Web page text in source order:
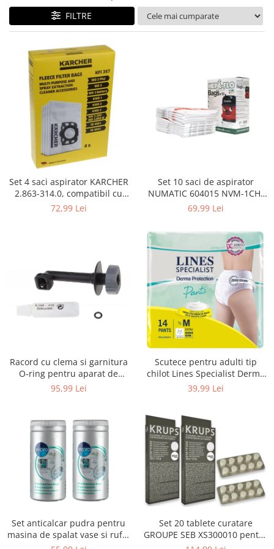
Curatenie si intretinere
Decoratiuni
Hobby-uri creative
Iluminat & Electrice
Jaluzele
Kit-uri automatizari porti si usi
Mobila dormitor
Mobila gradina & terasa
Mobila Living & Dining
Organizare si depozitare
Rafturi
Textile si covoare
Uscatoare rufe
Utilaje si materiale de constructii
Laptop, Tablete & Telefoane
Telefoane Mobile & accesorii
Wearable & Gadgeturi
Accesorii si piese masini spalat
rufe si uscatoare
Accesorii si piese masini spalat
Aparate Frigorifice
Aparate Racire Aer
Aragaze si cuptoare cu microunde
Climatizare & sisteme de incalzire
Electrocasnice pentru Bucatarie
FILTRE
Set 4 saci aspirator KARCHER
2.863-314.0, compatibil cu
WD, KWD, SE
72,99 Lei
Set 10 saci de aspirator
NUMATIC 604015 NVM-1CH,
9L
69,99 Lei
Racord cu clema si garnitura
O-ring pentru aparat de
spalat cu presiune, KARCHER
95,99 Lei
Scutece pentru adulti tip
chilot Lines Specialist Derma
Protection Extra, 7 picaturi,
39,99 Lei
Set anticalcar pudra pentru
masina de spalat vase si rufe,
WPRO 484000008416, 2 x 250g
Set 20 tablete curatare
GROUPE SEB XS300010 pentru
espressoare Krups (2x10